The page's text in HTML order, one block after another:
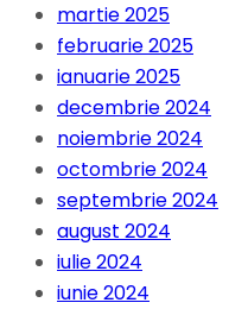
martie 2025
februarie 2025
ianuarie 2025
decembrie 2024
noiembrie 2024
octombrie 2024
septembrie 2024
august 2024
iulie 2024
iunie 2024